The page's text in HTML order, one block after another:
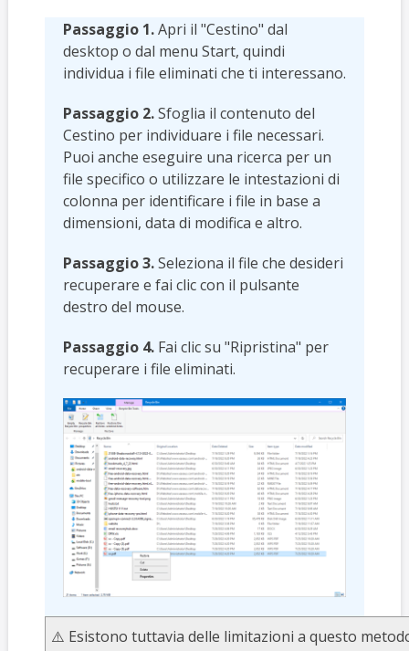
Passaggio 1.Apri il "Cestino" dal
desktop o dal menu Start, quindi
individua i file eliminati che ti interessano.
Passaggio 2.Sfoglia il contenuto del
Cestino per individuare i file necessari.
Puoi anche eseguire una ricerca per un
file specifico o utilizzare le intestazioni di
colonna per identificare i file in base a
dimensioni, data di modifica e altro.
Passaggio 3.Seleziona il file che desideri
recuperare e fai clic con il pulsante
destro del mouse.
Passaggio 4.Fai clic su "Ripristina" per
recuperare i file eliminati.
⚠️ Esistono tuttavia delle limitazioni a questo